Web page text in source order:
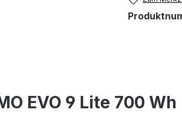
EVO 9 Lite 700